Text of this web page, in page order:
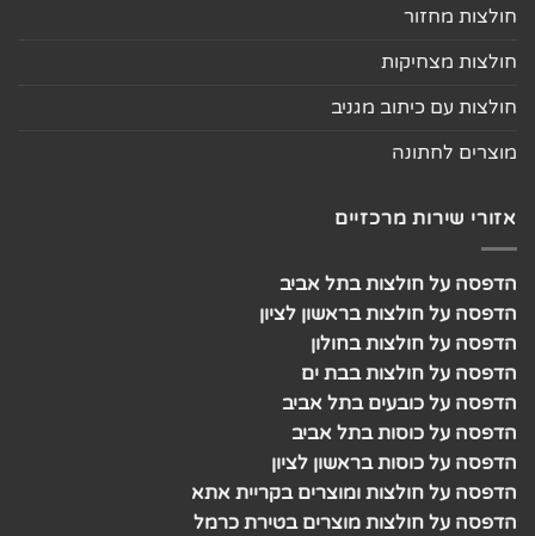
חולצות מחזור
חולצות מצחיקות
חולצות עם כיתוב מגניב
מוצרים לחתונה
אזורי שירות מרכזיים
הדפסה על חולצות בתל אביב
הדפסה על חולצות בראשון לציון
הדפסה על חולצות בחולון
הדפסה על חולצות בבת ים
הדפסה על כובעים בתל אביב
הדפסה על כוסות בתל אביב
הדפסה על כוסות בראשון לציון
הדפסה על חולצות ומוצרים בקריית אתא
הדפסה על חולצות מוצרים בטירת כרמל